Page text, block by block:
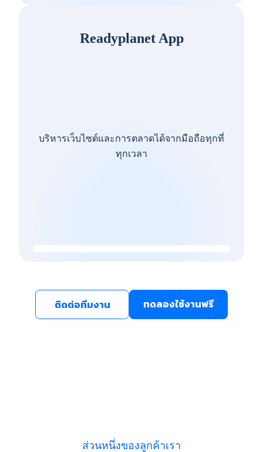
Readyplanet App
บริหารเว็บไซต์และการตลาดได้จากมือถือทุกที่
ทุกเวลา
ติดต่อทีมงาน ทดลองใช้งานฟรี
ส่วนหนึ่งของลูกค้าเรา